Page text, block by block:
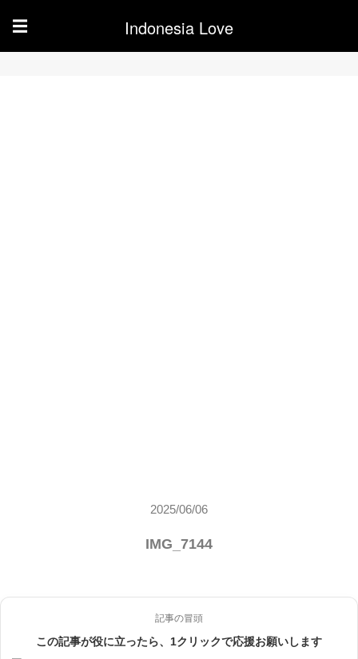
☰ Indonesia Love
2025/06/06
IMG_7144
記事の冒頭
この記事が役に立ったら、1クリックで応援お願いします